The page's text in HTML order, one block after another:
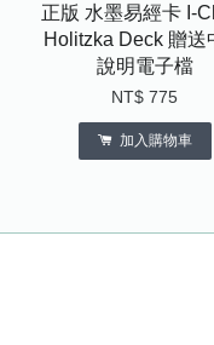
正版 水墨易經卡 I-
Holitzka Deck 贈送
說明電子檔
NT$ 775
加入購物車